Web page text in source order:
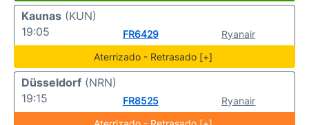
Kaunas (KUN)
19:05
FR6429
Ryanair
Aterrizado - Retrasado [+]
Düsseldorf (NRN)
19:15
FR8525
Ryanair